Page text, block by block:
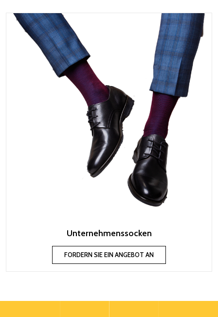
Unternehmenssocken
FORDERN SIE EIN ANGEBOT AN